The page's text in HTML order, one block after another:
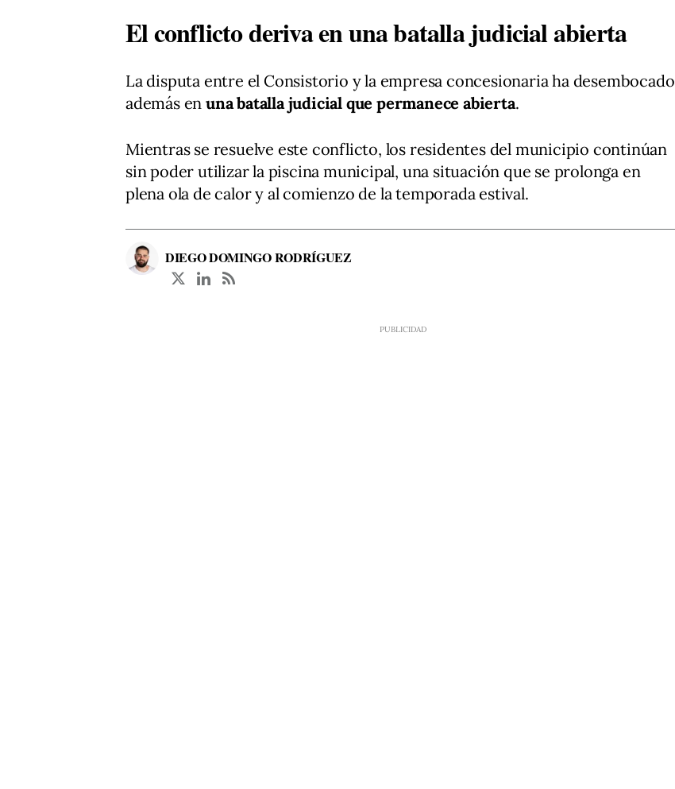
El conflicto deriva en una batalla judicial abierta
La disputa entre el Consistorio y la empresa concesionaria ha desembocado
además enuna batalla judicial que permanece abierta.
Mientras se resuelve este conflicto, los residentes del municipio continúan
sin poder utilizar la piscina municipal, una situación que se prolonga en
plena ola de calor y al comienzo de la temporada estival.
DIEGO DOMINGO RODRÍGUEZ